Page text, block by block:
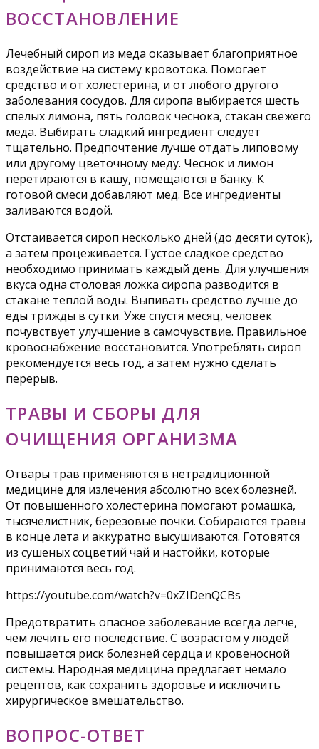
ВОССТАНОВЛЕНИЕ
Лечебный сироп из меда оказывает благоприятное
воздействие на систему кровотока. Помогает
средство и от холестерина, и от любого другого
заболевания сосудов. Для сиропа выбирается шесть
спелых лимона, пять головок чеснока, стакан свежего
меда. Выбирать сладкий ингредиент следует
тщательно. Предпочтение лучше отдать липовому
или другому цветочному меду. Чеснок и лимон
перетираются в кашу, помещаются в банку. К
готовой смеси добавляют мед. Все ингредиенты
заливаются водой.
Отстаивается сироп несколько дней (до десяти суток),
а затем процеживается. Густое сладкое средство
необходимо принимать каждый день. Для улучшения
вкуса одна столовая ложка сиропа разводится в
стакане теплой воды. Выпивать средство лучше до
еды трижды в сутки. Уже спустя месяц, человек
почувствует улучшение в самочувствие. Правильное
кровоснабжение восстановится. Употреблять сироп
рекомендуется весь год, а затем нужно сделать
перерыв.
ТРАВЫ И СБОРЫ ДЛЯ
ОЧИЩЕНИЯ ОРГАНИЗМА
Отвары трав применяются в нетрадиционной
медицине для излечения абсолютно всех болезней.
От повышенного холестерина помогают ромашка,
тысячелистник, березовые почки. Собираются травы
в конце лета и аккуратно высушиваются. Готовятся
из сушеных соцветий чай и настойки, которые
принимаются весь год.
https://youtube.com/watch?v=0xZIDenQCBs
Предотвратить опасное заболевание всегда легче,
чем лечить его последствие. С возрастом у людей
повышается риск болезней сердца и кровеносной
системы. Народная медицина предлагает немало
рецептов, как сохранить здоровье и исключить
хирургическое вмешательство.
ВОПРОС-ОТВЕТ